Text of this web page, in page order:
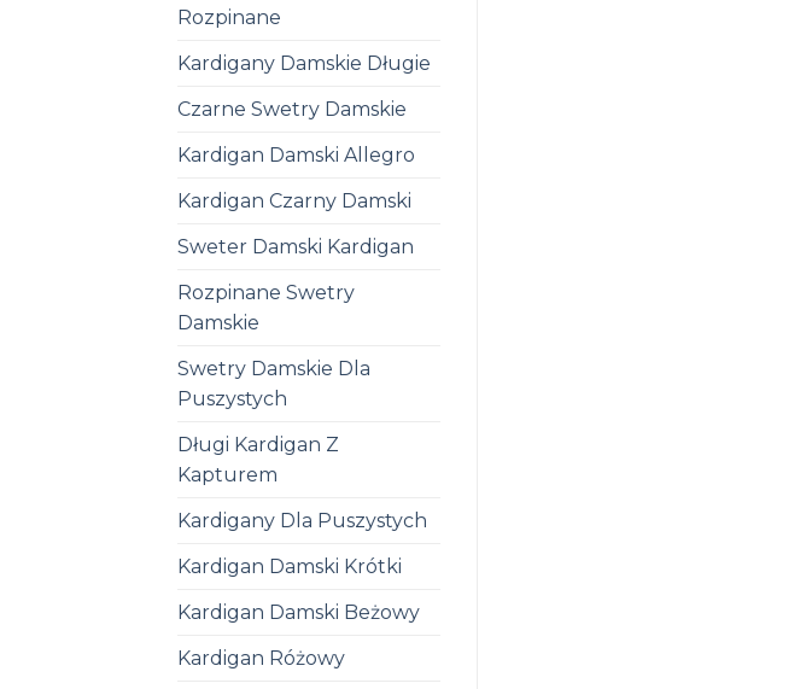
Rozpinane
Kardigany Damskie Długie
Czarne Swetry Damskie
Kardigan Damski Allegro
Kardigan Czarny Damski
Sweter Damski Kardigan
Rozpinane Swetry
Damskie
Swetry Damskie Dla
Puszystych
Długi Kardigan Z
Kapturem
Kardigany Dla Puszystych
Kardigan Damski Krótki
Kardigan Damski Beżowy
Kardigan Różowy